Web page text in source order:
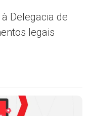
Delegacia de
legais